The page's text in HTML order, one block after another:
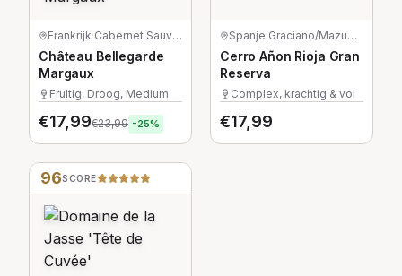
Frankrijk· Cabernet Sauvignon/Merlot/Petit Verdot
Château Bellegarde
Margaux
Fruitig, Droog, Medium
€17,99€23,99 -25%
Spanje· Graciano/Mazuelo/Tempranillo
Cerro Añon Rioja Gran
Reserva
Complex, krachtig & vol
€17,99
96SCORE